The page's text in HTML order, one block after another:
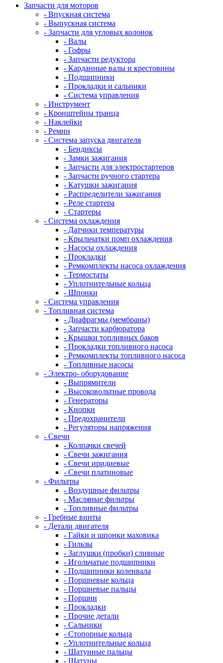
Запчасти для моторов
- Впускная система
- Выпускная система
- Запчасти для угловых колонок
- Валы
- Гофры
- Запчасти редуктора
- Карданные валы и крестовины
- Подшипники
- Прокладки и сальники
- Система управления
- Инструмент
- Кронштейны транца
- Наклейки
- Ремни
- Система запуска двигателя
- Бендиксы
- Замки зажигания
- Запчасти для электростартеров
- Запчасти ручного стартера
- Катушки зажигания
- Распределители зажигания
- Реле стартера
- Стартеры
- Система охлаждения
- Датчики температуры
- Крыльчатки помп охлаждения
- Насосы охлаждения
- Прокладки
- Ремкомплекты насоса охлаждения
- Термостаты
- Уплотнительные кольца
- Шпонки
- Система управления
- Топливная система
- Диафрагмы (мембраны)
- Запчасти карбюратора
- Крышки топливных баков
- Прокладки топливного насоса
- Ремкомплекты топливного насоса
- Топливные насосы
- Электро- оборудование
- Выпрямители
- Высоковольтные провода
- Генераторы
- Кнопки
- Предохранители
- Регуляторы напряжения
- Свечи
- Колпачки свечей
- Свечи зажигания
- Свечи иридиевые
- Свечи платиновые
- Фильтры
- Воздушные фильтры
- Масляные фильтры
- Топливные фильтры
- Гребные винты
- Детали двигателя
- Гайки и шпонки маховика
- Гильзы
- Заглушки (пробки) сливные
- Игольчатые подшипники
- Подшипники коленвала
- Поршневые кольца
- Поршневые пальцы
- Поршни
- Прокладки
- Прочие детали
- Сальники
- Стопорные кольца
- Уплотнительные кольца
- Шатунные пальцы
- Шатуны